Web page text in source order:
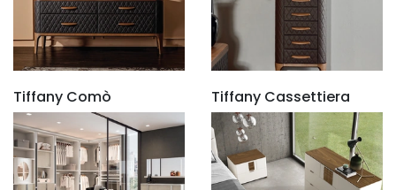
Tiffany Comò Tiffany Cassettiera